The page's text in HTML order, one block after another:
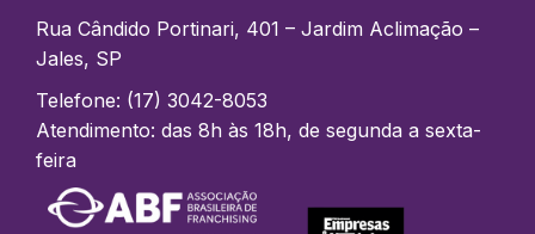
Rua Cândido Portinari, 401 – Jardim Aclimação –
Jales, SP
Telefone: (17) 3042-8053
Atendimento: das 8h às 18h, de segunda a sexta-
feira